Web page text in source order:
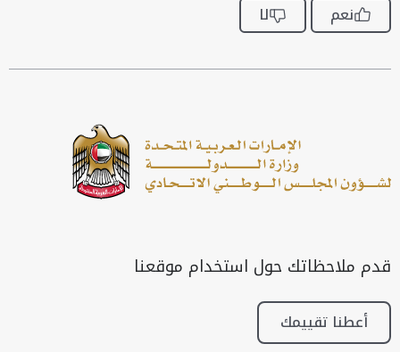
نعم لا
قدم ملاحظاتك حول استخدام موقعنا
أعطنا تقييمك